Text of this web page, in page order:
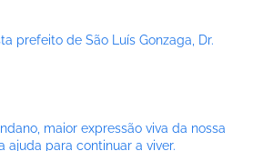
prefeito de São Luís Gonzaga, Dr.
maior expressão viva da nossa
ajuda para continuar a viver.